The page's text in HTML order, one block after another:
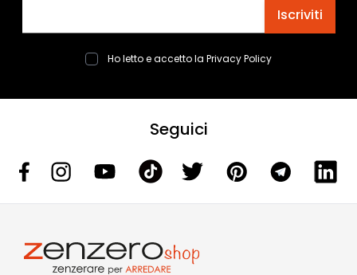
Iscriviti
Ho letto e accetto la Privacy Policy
Seguici